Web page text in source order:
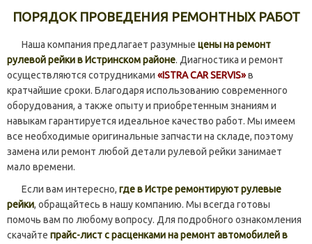
ПОРЯДОК ПРОВЕДЕНИЯ РЕМОНТНЫХ РАБОТ
Наша компания предлагает разумные цены на ремонт
рулевой рейки в Истринском районе. Диагностика и ремонт
осуществляются сотрудниками «ISTRA CAR SERVIS»в
кратчайшие сроки. Благодаря использованию современного
оборудования, а также опыту и приобретенным знаниям и
навыкам гарантируется идеальное качество работ. Мы имеем
все необходимые оригинальные запчасти на складе, поэтому
замена или ремонт любой детали рулевой рейки занимает
мало времени.
Если вам интересно, где в Истре ремонтируют рулевые
рейки, обращайтесь в нашу компанию. Мы всегда готовы
помочь вам по любому вопросу. Для подробного ознакомления
скачайте прайс-лист с расценками на ремонт автомобилей в